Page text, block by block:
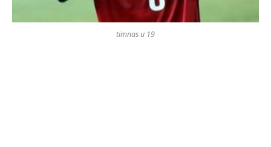
timnas u 19